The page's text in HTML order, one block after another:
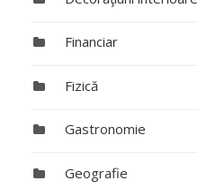
Financiar
Fizică
Gastronomie
Geografie